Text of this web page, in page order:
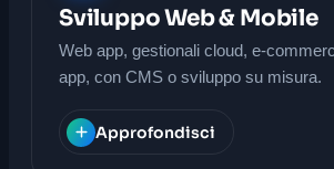
Sviluppo Web & Mobile
Web app, gestionali cloud, e-
app, con CMS o sviluppo su misura.
Approfondisci